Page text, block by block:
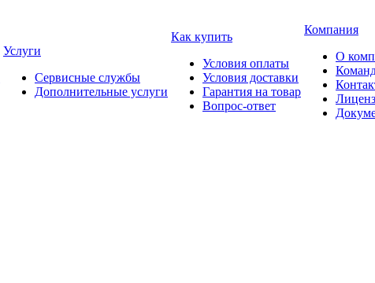
Услуги
Сервисные службы
Дополнительные услуги
Как купить
Условия оплаты
Условия доставки
Гарантия на товар
Вопрос-ответ
Компания
О